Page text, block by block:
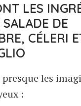
LES
DE
CÉLERI
presque les
: